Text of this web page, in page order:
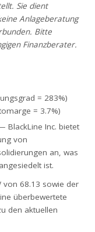
Sie dient
Anlageberatung
Bitte
Finanzberater.
= 283%)
= 3.7%)
BlackLine Inc. bietet
von
an, was
ist.
von 68.13 sowie der
überbewertete
den aktuellen